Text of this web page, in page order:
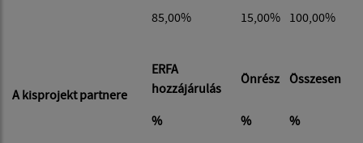
85,00%
15,00% 100,00%
A kisprojekt partnere
ERFA
hozzájárulás
Önrész Összesen
% % %